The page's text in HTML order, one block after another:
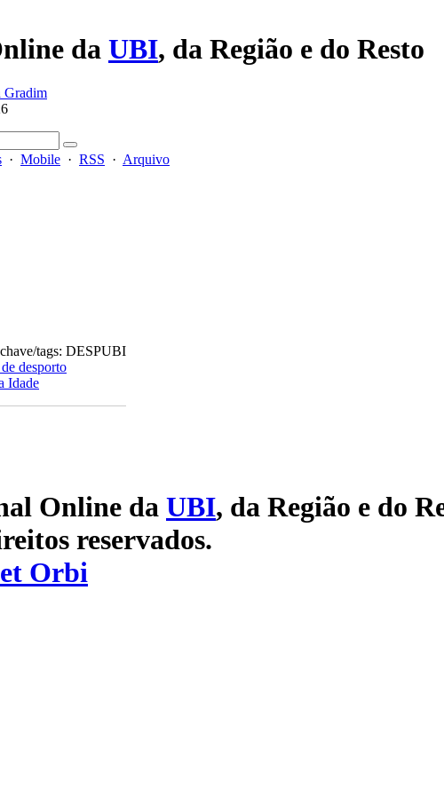
da UBI, da Região e do Resto
Gradim
· Mobile · RSS · Arquivo
tags: DESPUBI
desporto
Idade
Online da UBI, da Região e do
reservados.